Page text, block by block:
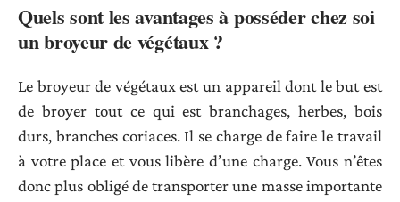
Quels sont les avantages à posséder chez soi
un broyeur de végétaux ?
Le broyeur de végétaux est un appareil dont le but est
de broyer tout ce qui est branchages, herbes, bois
durs, branches coriaces. Il se charge de faire le travail
à votre place et vous libère d’une charge. Vous n’êtes
donc plus obligé de transporter une masse importante